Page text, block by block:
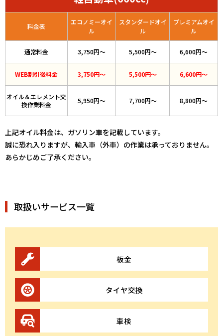
料金表
エコノミーオイ
ル
スタンダードオイ
ル
プレミアムオイ
ル
通常料金 3,750円～ 5,500円～ 6,600円～
WEB割引後料金 3,750円～ 5,500円～ 6,600円～
オイル＆エレメント交
換作業料金
5,950円～ 7,700円～ 8,800円～
上記オイル料金は、ガソリン車を記載しています。
誠に恐れ入りますが、輸入車（外車）の作業は承っておりません。
あらかじめご了承ください。
取扱いサービス一覧
板金
タイヤ交換
車検